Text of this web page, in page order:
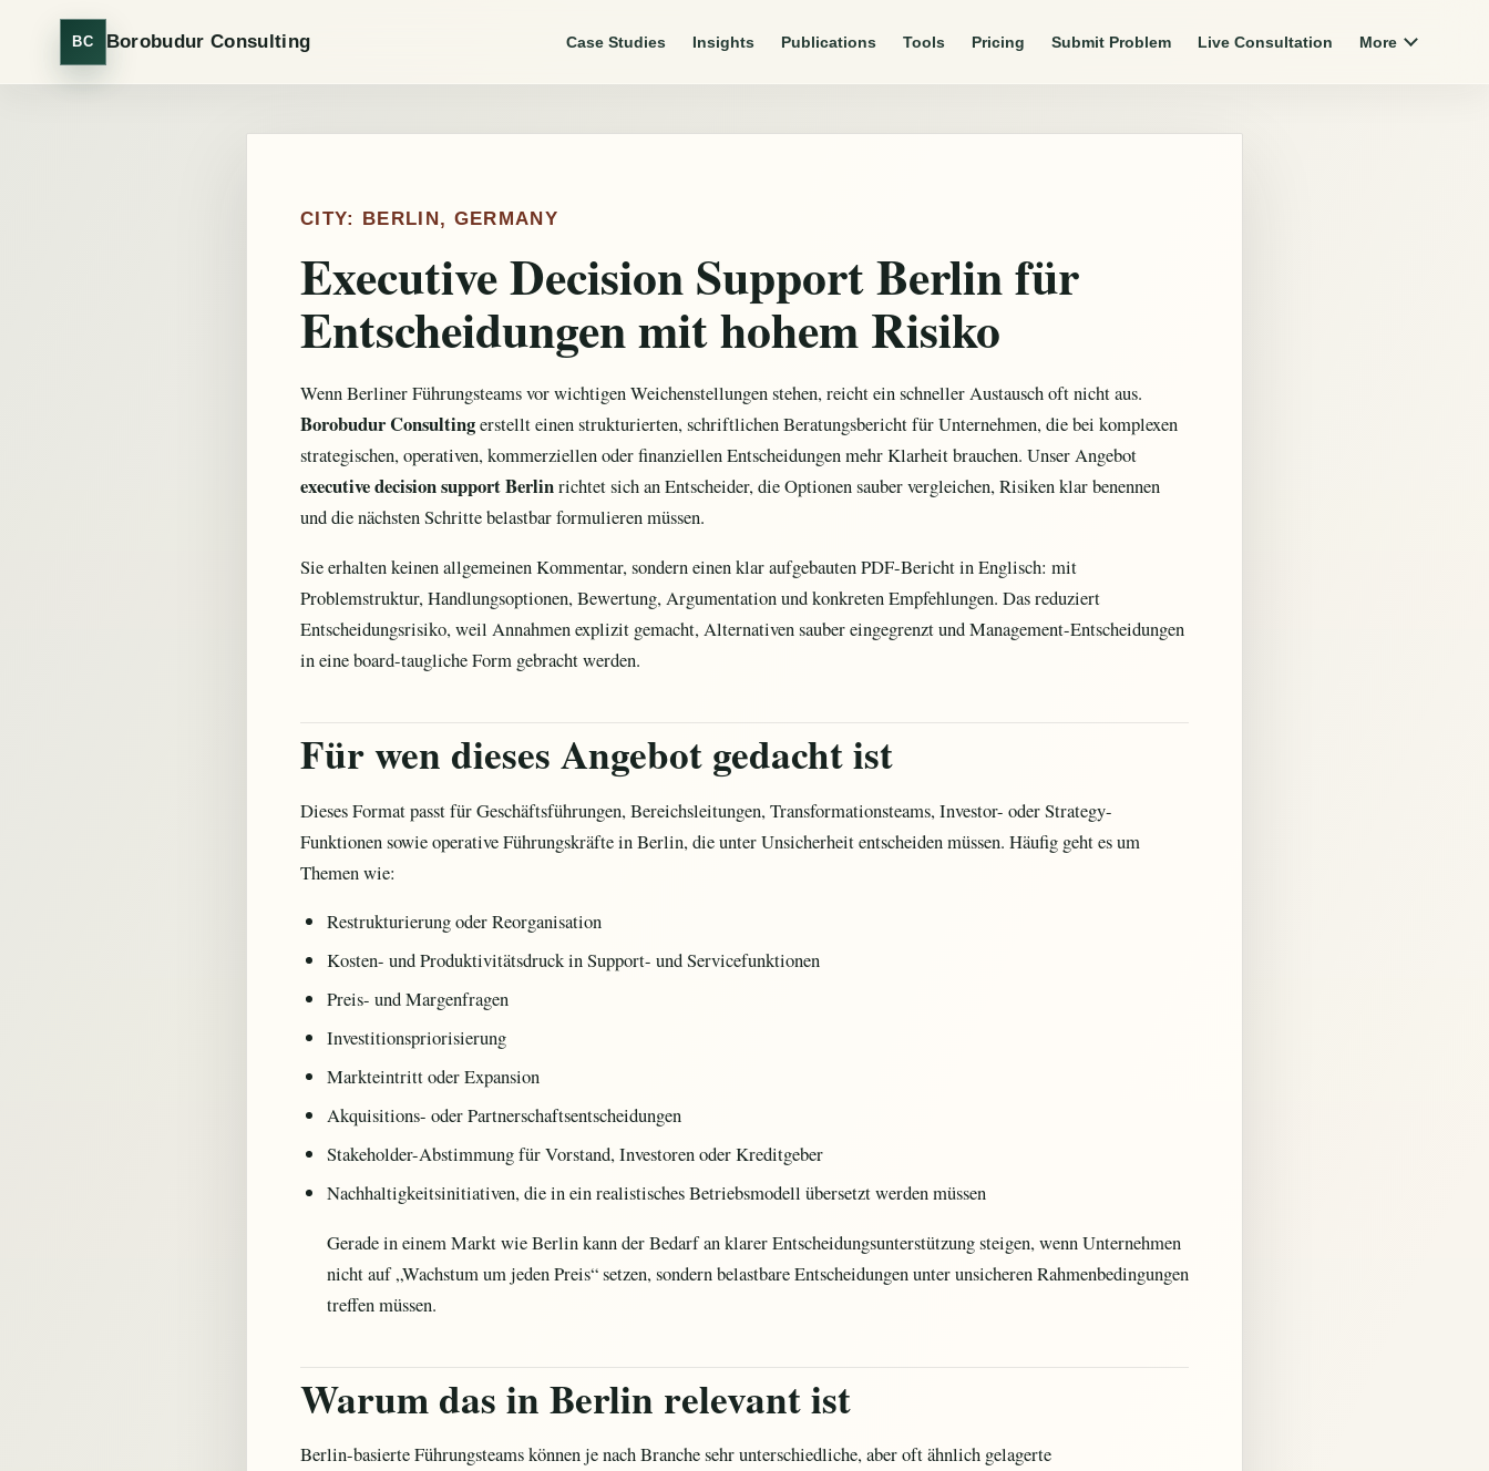
BC Borobudur Consulting Case Studies Insights Publications Tools Pricing Submit Problem Live Consultation More
CITY: BERLIN, GERMANY
Executive Decision Support Berlin für
Entscheidungen mit hohem Risiko
Wenn Berliner Führungsteams vor wichtigen Weichenstellungen stehen, reicht ein schneller Austausch oft nicht aus.
Borobudur Consultingerstellt einen strukturierten, schriftlichen Beratungsbericht für Unternehmen, die bei komplexen
strategischen, operativen, kommerziellen oder finanziellen Entscheidungen mehr Klarheit brauchen. Unser Angebot
executive decision support Berlinrichtet sich an Entscheider, die Optionen sauber vergleichen, Risiken klar benennen
und die nächsten Schritte belastbar formulieren müssen.
Sie erhalten keinen allgemeinen Kommentar, sondern einen klar aufgebauten PDF-Bericht in Englisch: mit
Problemstruktur, Handlungsoptionen, Bewertung, Argumentation und konkreten Empfehlungen. Das reduziert
Entscheidungsrisiko, weil Annahmen explizit gemacht, Alternativen sauber eingegrenzt und Management-Entscheidungen
in eine board-taugliche Form gebracht werden.
Für wen dieses Angebot gedacht ist
Dieses Format passt für Geschäftsführungen, Bereichsleitungen, Transformationsteams, Investor- oder Strategy-
Funktionen sowie operative Führungskräfte in Berlin, die unter Unsicherheit entscheiden müssen. Häufig geht es um
Themen wie:
Restrukturierung oder Reorganisation
Kosten- und Produktivitätsdruck in Support- und Servicefunktionen
Preis- und Margenfragen
Investitionspriorisierung
Markt­eintritt oder Expansion
Akquisitions- oder Partnerschaftsentscheidungen
Stakeholder-Abstimmung für Vorstand, Investoren oder Kreditgeber
Nachhaltigkeitsinitiativen, die in ein realistisches Betriebsmodell übersetzt werden müssen
Gerade in einem Markt wie Berlin kann der Bedarf an klarer Entscheidungsunterstützung steigen, wenn Unternehmen
nicht auf „Wachstum um jeden Preis“ setzen, sondern belastbare Entscheidungen unter unsicheren Rahmenbedingungen
treffen müssen.
Warum das in Berlin relevant ist
Berlin-basierte Führungsteams können je nach Branche sehr unterschiedliche, aber oft ähnlich gelagerte